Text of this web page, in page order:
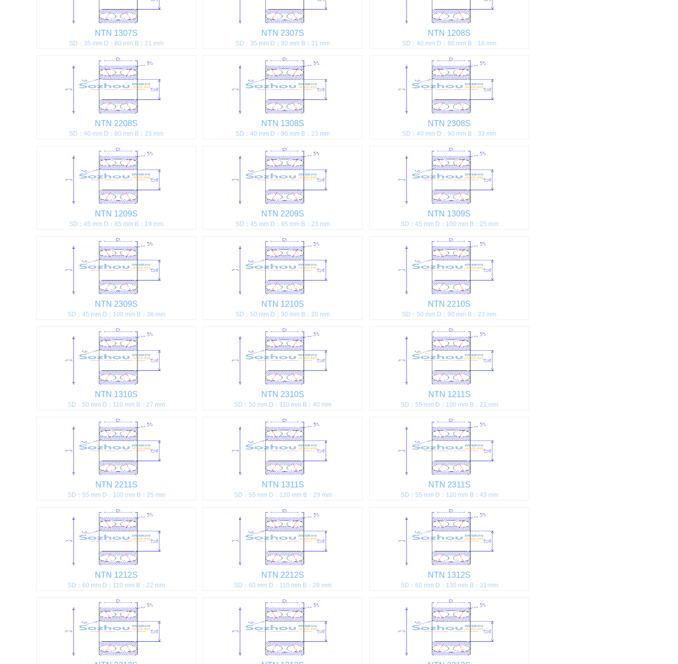
NTN 1307S
SD：35 mm D：80 mm B：21 mm
NTN 2307S
SD：35 mm D：80 mm B：31 mm
NTN 1208S
SD：40 mm D：80 mm B：18 mm
NTN 2208S
SD：40 mm D：80 mm B：23 mm
NTN 1308S
SD：40 mm D：90 mm B：23 mm
NTN 2308S
SD：40 mm D：90 mm B：33 mm
NTN 1209S
SD：45 mm D：85 mm B：19 mm
NTN 2209S
SD：45 mm D：85 mm B：23 mm
NTN 1309S
SD：45 mm D：100 mm B：25 mm
NTN 2309S
SD：45 mm D：100 mm B：36 mm
NTN 1210S
SD：50 mm D：90 mm B：20 mm
NTN 2210S
SD：50 mm D：90 mm B：23 mm
NTN 1310S
SD：50 mm D：110 mm B：27 mm
NTN 2310S
SD：50 mm D：110 mm B：40 mm
NTN 1211S
SD：55 mm D：100 mm B：21 mm
NTN 2211S
SD：55 mm D：100 mm B：25 mm
NTN 1311S
SD：55 mm D：120 mm B：29 mm
NTN 2311S
SD：55 mm D：120 mm B：43 mm
NTN 1212S
SD：60 mm D：110 mm B：22 mm
NTN 2212S
SD：60 mm D：110 mm B：28 mm
NTN 1312S
SD：60 mm D：130 mm B：31 mm